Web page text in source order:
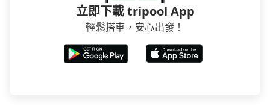
立即下載 tripool App
輕鬆搭車，安心出發！